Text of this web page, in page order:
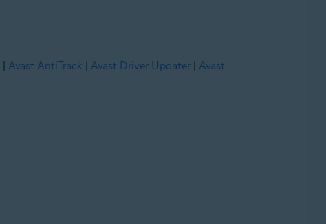
| Avast AntiTrack | Avast Driver Updater | Avast